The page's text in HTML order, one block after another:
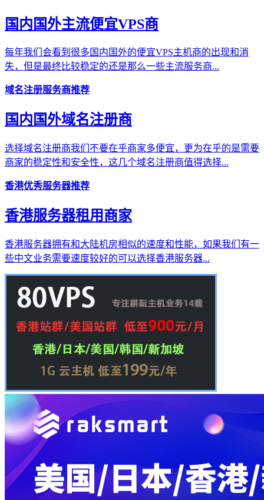
国内国外主流便宜VPS商
每年我们会看到很多国内国外的便宜VPS主机商的出现和消
失，但是最终比较稳定的还是那么一些主流服务商...
域名注册服务商推荐
国内国外域名注册商
选择域名注册商我们不要在乎商家多便宜，更为在乎的是需要
商家的稳定性和安全性，这几个域名注册商值得选择...
香港优秀服务器推荐
香港服务器租用商家
香港服务器拥有和大陆机房相似的速度和性能，如果我们有一
些中文业务需要速度较好的可以选择香港服务器...